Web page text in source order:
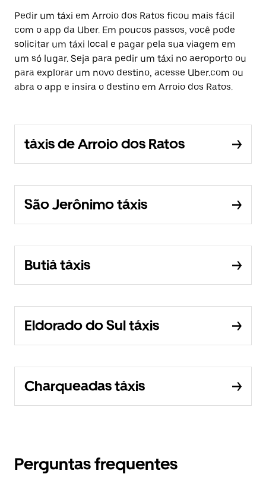
Pedir um táxi em Arroio dos Ratos ficou mais fácil
com o app da Uber. Em poucos passos, você pode
solicitar um táxi local e pagar pela sua viagem em
um só lugar. Seja para pedir um táxi no aeroporto ou
para explorar um novo destino, acesse Uber.com ou
abra o app e insira o destino em Arroio dos Ratos.
táxis de Arroio dos Ratos
São Jerônimo táxis
Butiá táxis
Eldorado do Sul táxis
Charqueadas táxis
Perguntas frequentes